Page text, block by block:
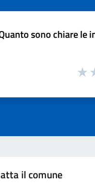
sono chiare le
il comune